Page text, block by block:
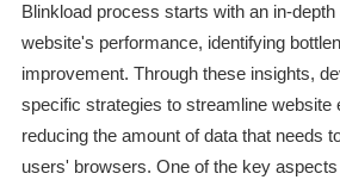
Blinkload process starts with an in-
website's performance, identifying
improvement. Through these insights,
specific strategies to streamline website
reducing the amount of data that needs
users' browsers. One of the key